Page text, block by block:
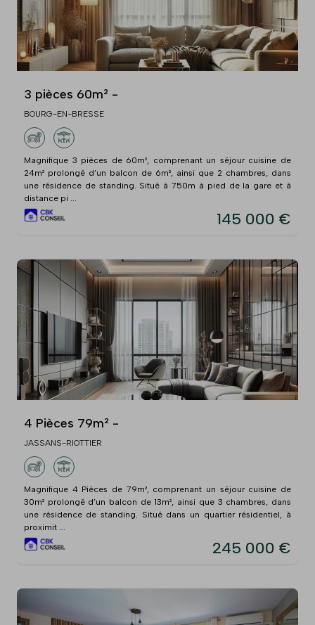
3 pièces 60m² -
BOURG-EN-BRESSE
Magnifique 3 pièces de 60m², comprenant un séjour cuisine de
24m² prolongé d’un balcon de 6m², ainsi que 2 chambres, dans
une résidence de standing. Situé à 750m à pied de la gare et à
distance pi ...
145 000 €
4 Pièces 79m² -
JASSANS-RIOTTIER
Magnifique 4 Pièces de 79m², comprenant un séjour cuisine de
30m² prolongé d’un balcon de 13m², ainsi que 3 chambres, dans
une résidence de standing. Situé dans un quartier résidentiel, à
proximit ...
245 000 €